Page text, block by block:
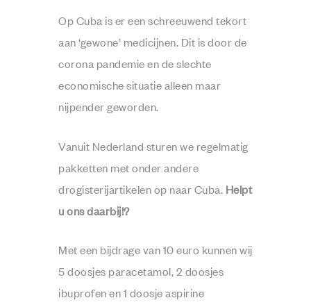
Op Cuba is er een schreeuwend tekort
aan ‘gewone’ medicijnen. Dit is door de
corona pandemie en de slechte
economische situatie alleen maar
nijpender geworden.
Vanuit Nederland sturen we regelmatig
pakketten met onder andere
drogisterijartikelen op naar Cuba. Helpt
u ons daarbij!?
Met een bijdrage van 10 euro kunnen wij
5 doosjes paracetamol, 2 doosjes
ibuprofen en 1 doosje aspirine